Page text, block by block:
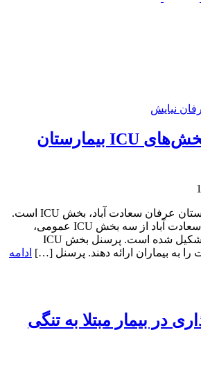
ویدئو: معرفی بخش‌های ICU بیمارستان
یکی از نقاط قوت بیمارستان عرفان سعادت آباد، بخش ICU است.
ICU بیمارستان عرفان سعادت آباد از سه بخش ICU عمومی،
سرجیکال و اپن هارت تشکیل شده است. پرسنل بخش ICU
را به بیماران ارائه دهند. پرسنل […] ادامه
در بیمار مبتلا به تنگی